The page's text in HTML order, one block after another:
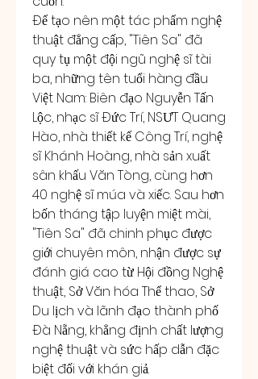
Để tạo nên một tác phẩm nghệ
thuật đẳng cấp, "Tiên Sa" đã
quy tụ một đội ngũ nghệ sĩ tài
ba, những tên tuổi hàng đầu
Việt Nam: Biên đạo Nguyễn Tấn
Lộc, nhạc sĩ Đức Trí, NSƯT Quang
Hào, nhà thiết kế Công Trí, nghệ
sĩ Khánh Hoàng, nhà sản xuất
sân khấu Văn Tòng, cùng hơn
40 nghệ sĩ múa và xiếc. Sau hơn
bốn tháng tập luyện miệt mài,
"Tiên Sa" đã chinh phục được
giới chuyên môn, nhận được sự
đánh giá cao từ Hội đồng Nghệ
thuật, Sở Văn hóa Thể thao, Sở
Du lịch và lãnh đạo thành phố
Đà Nẵng, khẳng định chất lượng
nghệ thuật và sức hấp dẫn đặc
biệt đối với khán giả.